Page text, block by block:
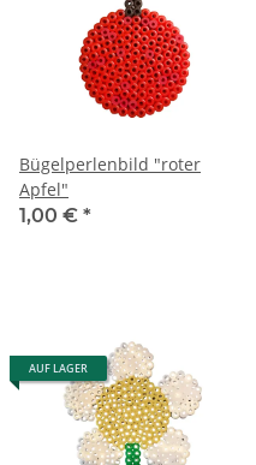
Bügelperlenbild "roter
Apfel"
1,00 € *
AUF LAGER